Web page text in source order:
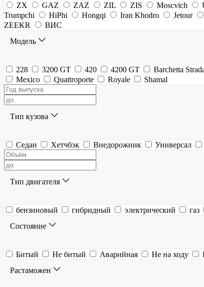
ZX
GAZ ZAZ ZIL ZIS Moscvich
Trumpchi
HiPhi Hongqi Iran Khodro Jetour
ZEEKR
ВИС
Модель
228 3200 GT 420 4200 GT Barchetta
Mexico
Quattroporte Royale Shamal
Тип кузова
Седан Хетчбэк Внедорожник Универсал
Тип двигателя
бензиновый гибридный электрический газ
Состояние
Битый Не битый Аварийная Не на ходу
Растаможен